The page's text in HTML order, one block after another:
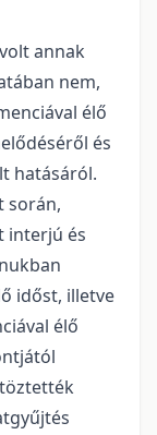
annak
nem,
élő
és
hatásáról.
során,
interjú és
időst, illetve
élő